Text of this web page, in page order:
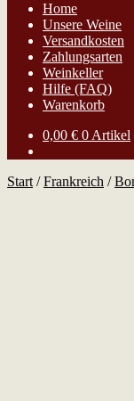
Home
Unsere Weine
Versandkosten
Zahlungsarten
Weinkeller
Hilfe (FAQ)
Warenkorb
0,00 € 0 Artikel
Start /Frankreich /